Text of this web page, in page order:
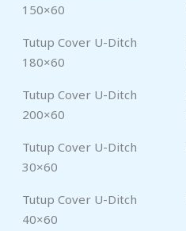
150×60
Tutup Cover U-Ditch
180×60
Tutup Cover U-Ditch
200×60
Tutup Cover U-Ditch
30×60
Tutup Cover U-Ditch
40×60